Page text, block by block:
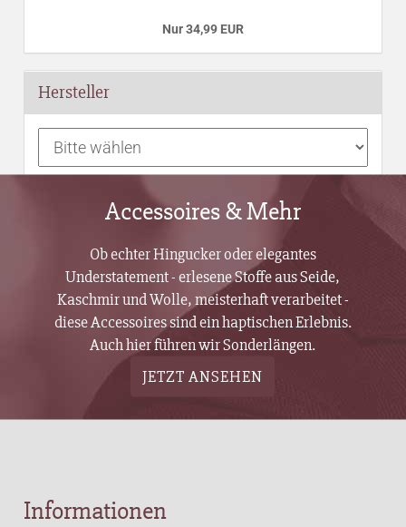
Nur 34,99 EUR
Hersteller
Accessoires & Mehr
Ob echter Hingucker oder elegantes
Understatement - erlesene Stoffe aus Seide,
Kaschmir und Wolle, meisterhaft verarbeitet -
diese Accessoires sind ein haptischen Erlebnis.
Auch hier führen wir Sonderlängen.
JETZT ANSEHEN
Informationen